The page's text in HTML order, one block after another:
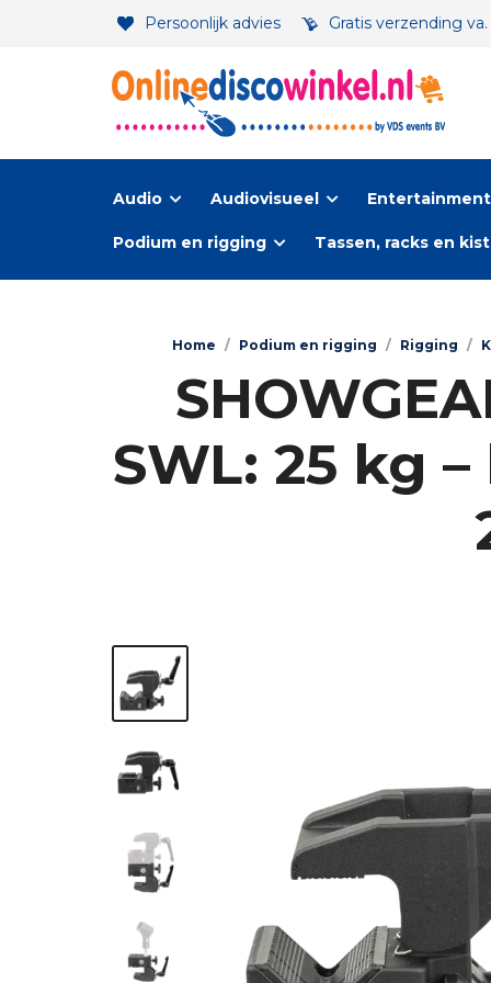
Persoonlijk advies Gratis verzending
Audio Audiovisueel
Podium en rigging Tassen, racks en
Home / Podium en rigging / Rigging /
SWL: 25 kg